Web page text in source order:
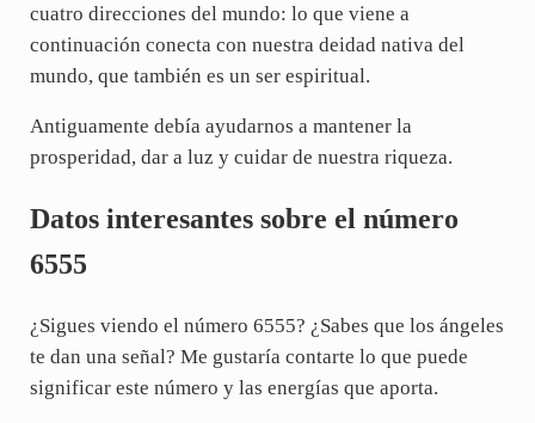
cuatro direcciones del mundo: lo que viene a
continuación conecta con nuestra deidad nativa del
mundo, que también es un ser espiritual.
Antiguamente debía ayudarnos a mantener la
prosperidad, dar a luz y cuidar de nuestra riqueza.
Datos interesantes sobre el número
6555
¿Sigues viendo el número 6555? ¿Sabes que los ángeles
te dan una señal? Me gustaría contarte lo que puede
significar este número y las energías que aporta.